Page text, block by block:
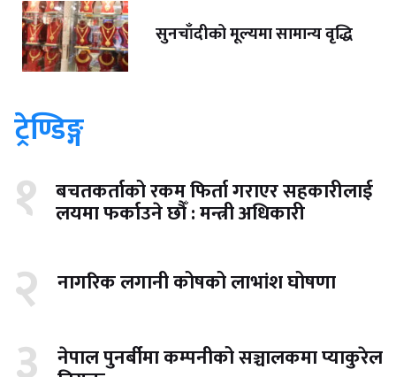
सुनचाँदीको मूल्यमा सामान्य वृद्धि
ट्रेण्डिङ्ग
१ बचतकर्ताको रकम फिर्ता गराएर सहकारीलाई
लयमा फर्काउने छौँ : मन्त्री अधिकारी
२ नागरिक लगानी कोषको लाभांश घोषणा
नेपाल पुनर्बीमा कम्पनीको सञ्चालकमा प्याकुरेल